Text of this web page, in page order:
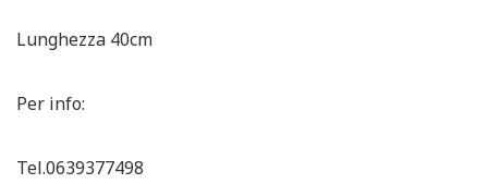
Lunghezza 40cm
Per info:
Tel.0639377498